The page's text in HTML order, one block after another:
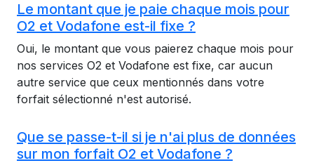
Le montant que je paie chaque mois pour
O2 et Vodafone est-il fixe ?
Oui, le montant que vous paierez chaque mois pour
nos services O2 et Vodafone est fixe, car aucun
autre service que ceux mentionnés dans votre
forfait sélectionné n'est autorisé.
Que se passe-t-il si je n'ai plus de données
sur mon forfait O2 et Vodafone ?